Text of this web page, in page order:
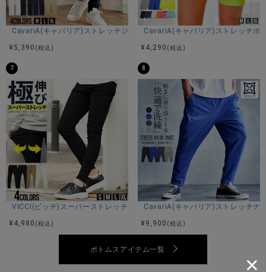
サイズ(cm)
M：着丈100股上35股下65ウエスト40～52ヒップ47わたり
(もも幅)28膝幅15裾幅13
L：着丈102股上37股下67ウエスト42～56ヒップ49わたり(も
も幅)29膝幅16裾幅13
XL：着丈104股上38股下69ウエスト44～60ヒップ52わたり
(もも幅)31膝幅16裾幅14
※平置き計測、腰回りなどは約二倍程度。
素材
レーヨン60% ナイロン30% ポリウレタン10%
CavariA(キャバリア)ストレッチジョッパーパンツ/全4色
¥ 5,390 (税込)
CavariA(キャバリア)ストレッチポ
¥ 4,290 (税込)
7
VICCI(ビッチ)スーパーストレッチスキニーパンツ/全4色
¥ 4,980 (税込)
8
CavariA(キャバリア)ストレッチナ
¥ 9,900 (税込)
ボトムスアイテム一覧